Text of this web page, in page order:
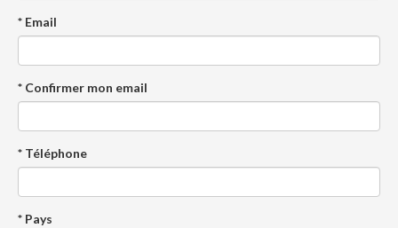
* Email
* Confirmer mon email
* Téléphone
* Pays